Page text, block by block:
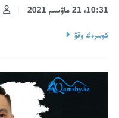
10:31، 21 ماۋسىم 2021
كوبىرەك وقۋ